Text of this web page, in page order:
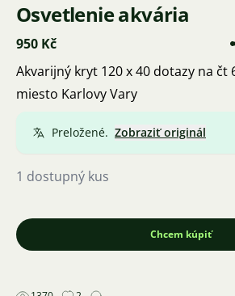
Osvetlenie akvária
950 Kč
Akvarijný kryt 120 x 40 dotazy na čt 602 425 937
miesto Karlovy Vary
Preložené. Zobraziť originál
1 dostupný kus
Chcem kúpiť